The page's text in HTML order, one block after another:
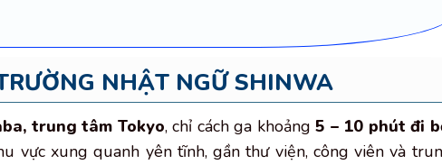
NHẬT NGỮ SHINWA
trung tâm Tokyo, chỉ cách ga khoảng5 – 10 phút đi
vực xung quanh yên tĩnh, gần thư viện, công viên và